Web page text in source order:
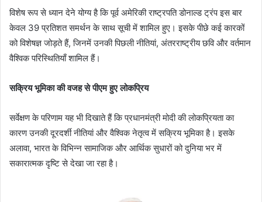
विशेष रूप से ध्यान देने योग्य है कि पूर्व अमेरिकी राष्ट्रपति डोनाल्ड ट्रंप इस बार
केवल 39 प्रतिशत समर्थन के साथ सूची में शामिल हुए। इसके पीछे कई कारकों
को विशेषज्ञ जोड़ते हैं, जिनमें उनकी पिछली नीतियां, अंतरराष्ट्रीय छवि और वर्तमान
वैश्विक परिस्थितियाँ शामिल हैं।
सक्रिय भूमिका की वजह से पीएम हुए लोकप्रिय
सर्वेक्षण के परिणाम यह भी दिखाते हैं कि प्रधानमंत्री मोदी की लोकप्रियता का
कारण उनकी दूरदर्शी नीतियां और वैश्विक नेतृत्व में सक्रिय भूमिका है। इसके
अलावा, भारत के विभिन्न सामाजिक और आर्थिक सुधारों को दुनिया भर में
सकारात्मक दृष्टि से देखा जा रहा है।